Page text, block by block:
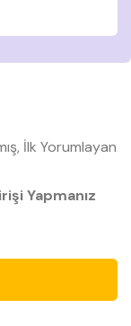
İlk Yorumlayan
Yapmanız